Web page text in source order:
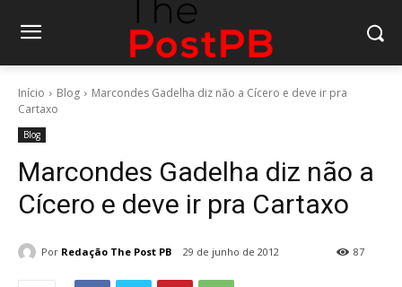
Início Blog
Marcondes Gadelha diz não a Cícero e deve ir pra
Cartaxo
Blog
Marcondes Gadelha diz não a
Cícero e deve ir pra Cartaxo
Por Redação The Post PB 29 de junho de 2012 87